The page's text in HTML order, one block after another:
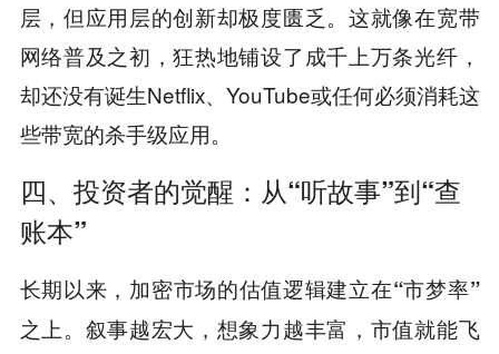
层，但应用层的创新却极度匮乏。这就像在宽带
网络普及之初，狂热地铺设了成千上万条光纤，
却还没有诞生Netflix、YouTube或任何必须消耗这
些带宽的杀手级应用。
四、投资者的觉醒：从“听故事”到“查
账本”
长期以来，加密市场的估值逻辑建立在“市梦率”
之上。叙事越宏大，想象力越丰富，市值就能飞